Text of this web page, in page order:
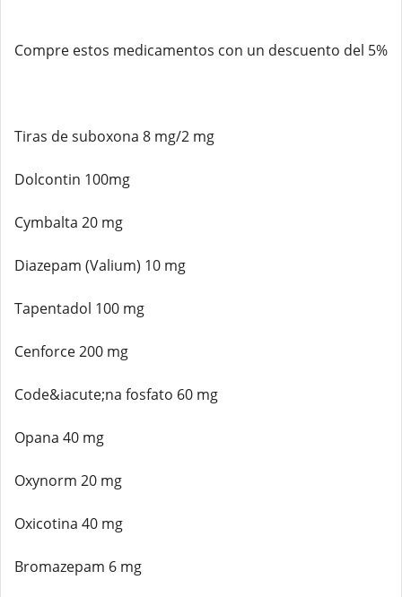
Compre estos medicamentos con un descuento del 5%
Tiras de suboxona 8 mg/2 mg
Dolcontin 100mg
Cymbalta 20 mg
Diazepam (Valium) 10 mg
Tapentadol 100 mg
Cenforce 200 mg
Code&iacute;na fosfato 60 mg
Opana 40 mg
Oxynorm 20 mg
Oxicotina 40 mg
Bromazepam 6 mg